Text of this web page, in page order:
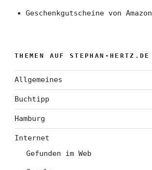
Geschenkgutscheine von Amazon
THEMEN AUF STEPHAN-HERTZ.DE
Allgemeines
Buchtipp
Hamburg
Internet
Gefunden im Web